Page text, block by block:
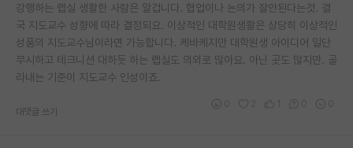
강행하는 랩실 생활한 사람은 알겁니다. 협업이나 논의가 잘안된다는것. 결
국 지도교수 성향에 따라 결정되요. 이상적인 대학원생활은 상당히 이상적인
성품의 지도교수님이라면 가능합니다. 케바케지만 대학원생 아이디어 일단
무시하고 테크니션 대하듯 하는 랩실도 의외로 많아요. 아닌 곳도 많지만. 골
라내는 기준이 지도교수 인성이죠.
대댓글 쓰기